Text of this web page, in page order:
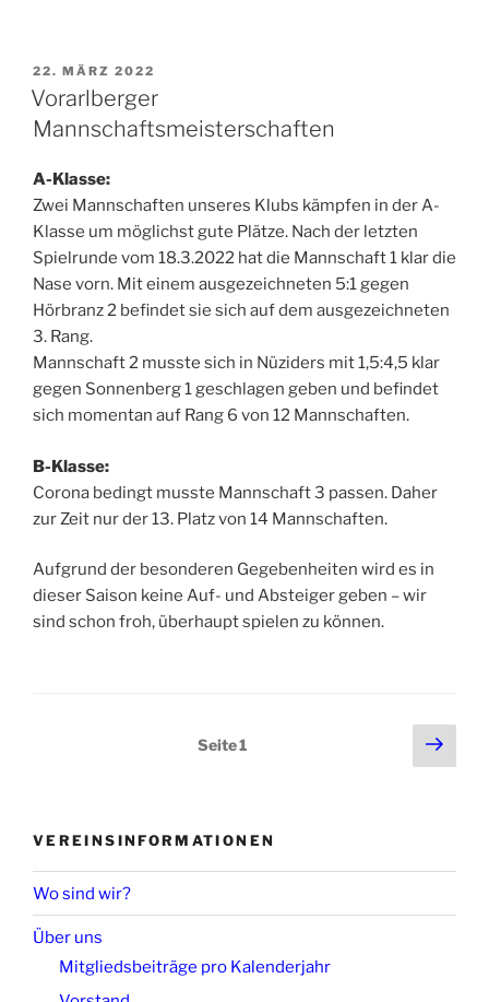
VERÖFFENTLICHT
AM
22. MÄRZ 2022
Vorarlberger
Mannschaftsmeisterschaften
A-Klasse:
Zwei Mannschaften unseres Klubs kämpfen in der A-
Klasse um möglichst gute Plätze. Nach der letzten
Spielrunde vom 18.3.2022 hat die Mannschaft 1 klar die
Nase vorn. Mit einem ausgezeichneten 5:1 gegen
Hörbranz 2 befindet sie sich auf dem ausgezeichneten
3. Rang.
Mannschaft 2 musste sich in Nüziders mit 1,5:4,5 klar
gegen Sonnenberg 1 geschlagen geben und befindet
sich momentan auf Rang 6 von 12 Mannschaften.
B-Klasse:
Corona bedingt musste Mannschaft 3 passen. Daher
zur Zeit nur der 13. Platz von 14 Mannschaften.
Aufgrund der besonderen Gegebenheiten wird es in
dieser Saison keine Auf- und Absteiger geben – wir
sind schon froh, überhaupt spielen zu können.
Seitennummerierung
Seite1
VEREINSINFORMATIONEN
Wo sind wir?
Über uns
Mitgliedsbeiträge pro Kalenderjahr